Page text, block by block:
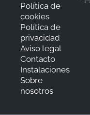
Política de
cookies
Política de
privacidad
Aviso legal
Contacto
Instalaciones
Sobre
nosotros